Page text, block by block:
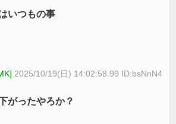
いつもの事
2025/10/19(日) 14:02:58.99 ID:bsNnN4
がったやろか？